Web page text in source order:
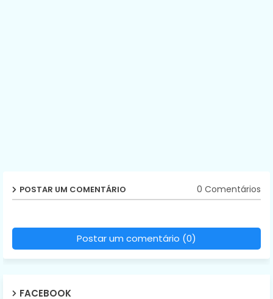
POSTAR UM COMENTÁRIO 0 Comentários
Postar um comentário (0)
FACEBOOK